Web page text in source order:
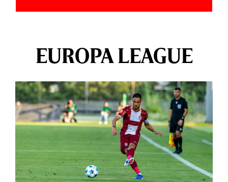
EUROPA LEAGUE